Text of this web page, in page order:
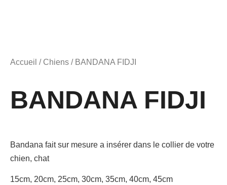
Accueil / Chiens / BANDANA FIDJI
BANDANA FIDJI
Bandana fait sur mesure a insérer dans le collier de votre
chien, chat
15cm, 20cm, 25cm, 30cm, 35cm, 40cm, 45cm